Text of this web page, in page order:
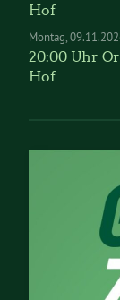
Hof
Montag
20:00 Uhr
Hof